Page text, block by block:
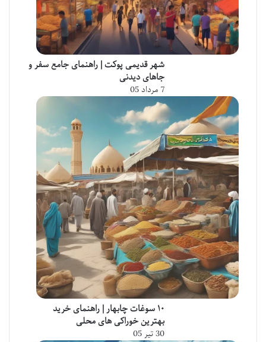
شهر قدیمی پوکت | راهنمای جامع سفر و
جاهای دیدنی
7 مرداد 05
۱۰ سوغات چابهار | راهنمای خرید
بهترین خوراکی های محلی
30 تیر 05